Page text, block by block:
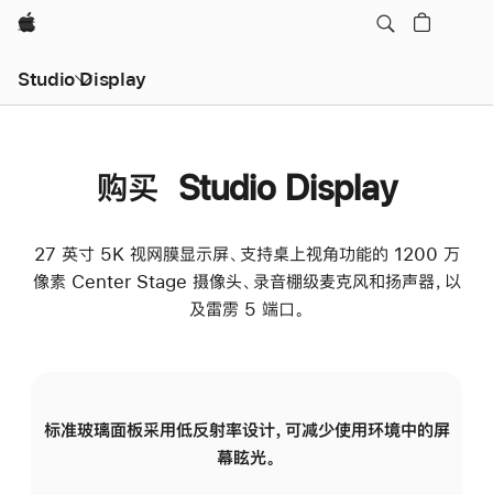
Apple
Studio Display
购买 Studio Display
27 英寸 5K 视网膜显示屏、支持桌上视角功能的 1200 万
像素 Center Stage 摄像头、录音棚级麦克风和扬声器，以
及雷雳 5 端口。
标准玻璃面板采用低反射率设计，可减少使用环境中的屏
幕眩光。